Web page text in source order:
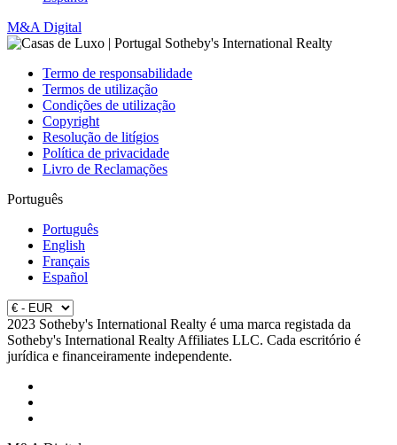
M&A Digital
Termo de responsabilidade
Termos de utilização
Condições de utilização
Copyright
Resolução de litígios
Política de privacidade
Livro de Reclamações
Português
Português
English
Français
Español
2023 Sotheby's International Realty é uma marca registada da
Sotheby's International Realty Affiliates LLC. Cada escritório é
jurídica e financeiramente independente.